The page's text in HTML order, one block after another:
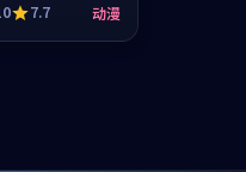
节奏紧凑，值得
。
7.7 动漫